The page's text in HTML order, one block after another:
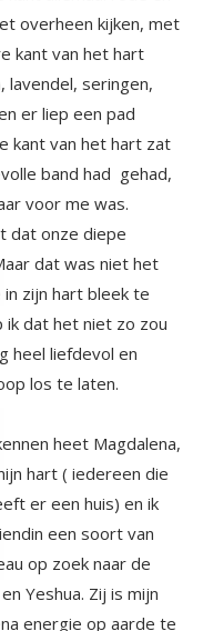
los te laten.
heet Magdalena,
hart ( iedereen die
er een huis) en ik
een soort van
op zoek naar de
en Yeshua. Zij is mijn
energie op aarde te
Leerde ik vlak voor
die ik niet ken uit dit
zij woont in dat mooie
met van die tapijtjes
Het doet me heel
het een heel open en
is heel fijn. Ze vertelt
wel wat ik goed heb
ze wel mooie